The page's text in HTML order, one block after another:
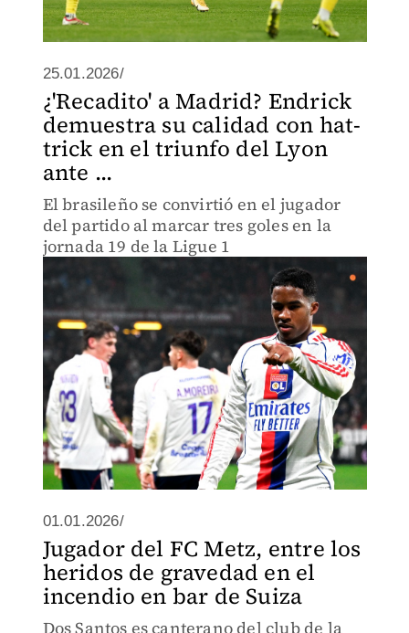
25.01.2026/
¿'Recadito' a Madrid? Endrick
demuestra su calidad con hat-
trick en el triunfo del Lyon
ante ...
El brasileño se convirtió en el jugador
del partido al marcar tres goles en la
jornada 19 de la Ligue 1
01.01.2026/
Jugador del FC Metz, entre los
heridos de gravedad en el
incendio en bar de Suiza
Dos Santos es canterano del club de la